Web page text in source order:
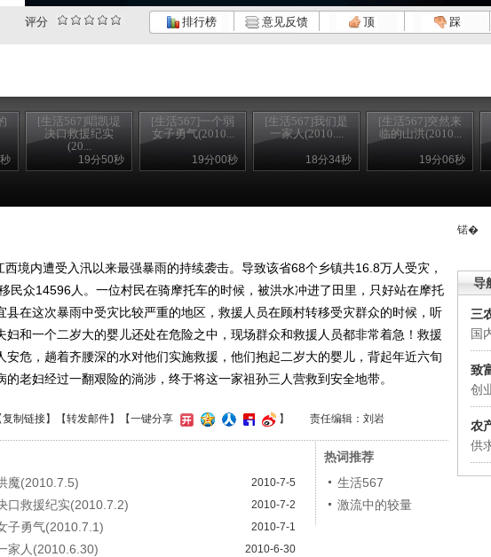
评分 排行榜 意见反馈 顶 踩
[生活567]唱凯堤
决口救援纪实
(20...
19分50秒
[生活567]一个弱
女子勇气(2010...
19分00秒
[生活567]我们是
一家人(2010....
18分34秒
[生活567]突然来
临的山洪(2010...
19分06秒
锘�
导
三
国
致
创
农
供
境内遭受入汛以来最强暴雨的持续袭击。导致该省68个乡镇共16.8万人受灾，
民众14596人。一位村民在骑摩托车的时候，被洪水冲进了田里，只好站在摩托
县在这次暴雨中受灾比较严重的地区，救援人员在顾村转移受灾群众的时候，听
妇和一个二岁大的婴儿还处在危险之中，现场群众和救援人员都非常着急！救援
安危，趟着齐腰深的水对他们实施救援，他们抱起二岁大的婴儿，背起年近六旬
的老妇经过一翻艰险的淌涉，终于将这一家祖孙三人营救到安全地带。
复制链接】【转发邮件】 【一键分享 】 责任编辑：刘岩
魔(2010.7.5)
2010-7-5
口救援纪实(2010.7.2) 2010-7-2
子勇气(2010.7.1) 2010-7-1
家人(2010.6.30) 2010-6-30
热词推荐
生活567
激流中的较量